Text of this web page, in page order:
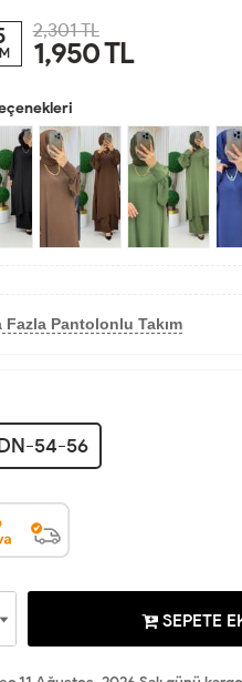
2,301 TL
1,950TL
Fazla Pantolonlu Takım
54-56
SEPETE